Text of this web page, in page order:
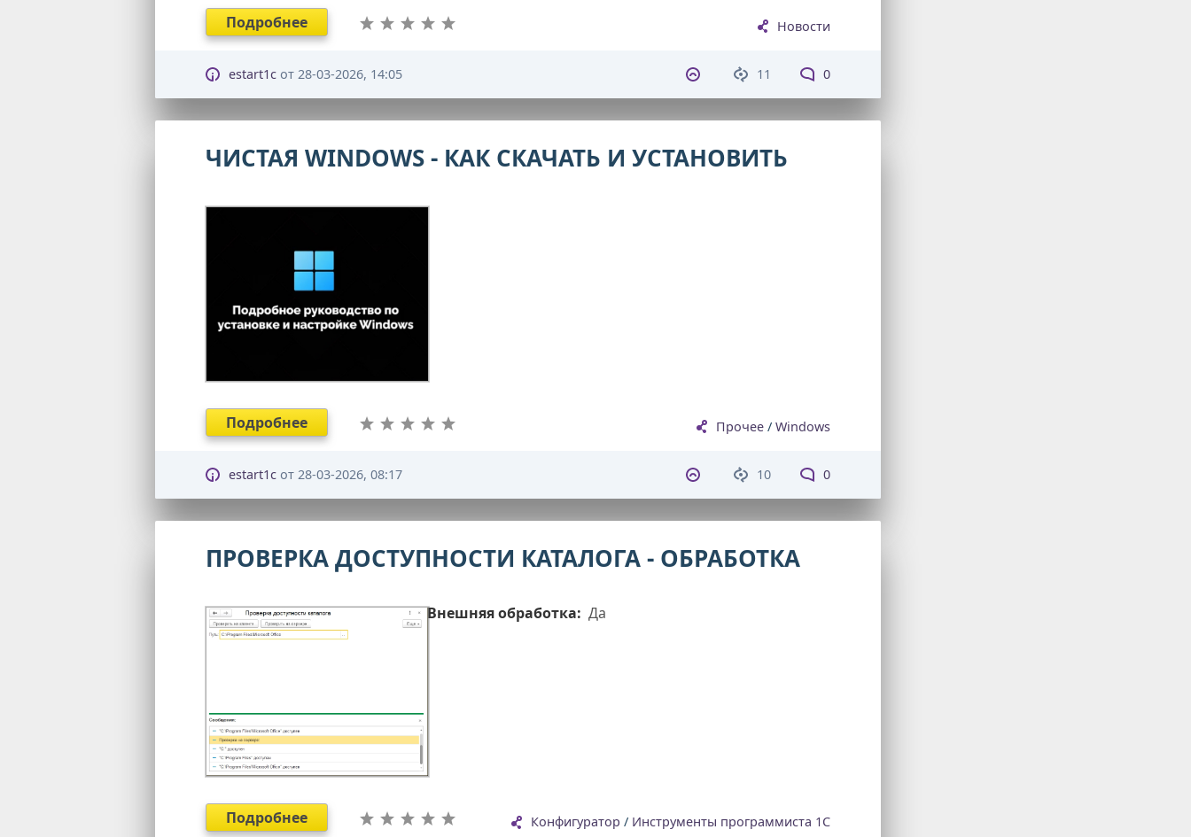
Новости
Подробнее
11 0
estart1cот 28-03-2026, 14:05
ЧИСТАЯ WINDOWS - КАК СКАЧАТЬ И УСТАНОВИТЬ
Прочее/ Windows
Подробнее
10 0
estart1cот 28-03-2026, 08:17
ПРОВЕРКА ДОСТУПНОСТИ КАТАЛОГА - ОБРАБОТКА
Внешняя обработка: Да
Конфигуратор / Инструменты программиста 1С
Подробнее